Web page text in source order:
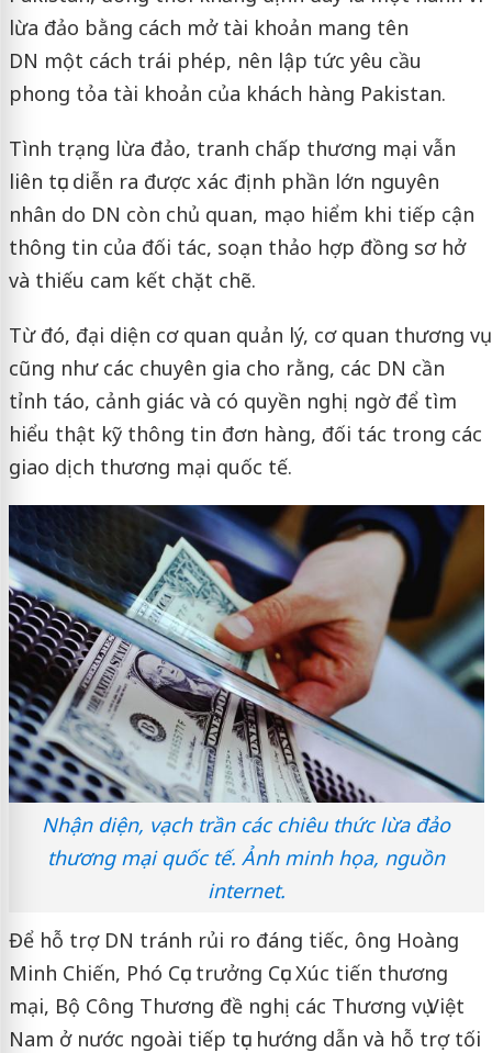
lừa đảo bằng cách mở tài khoản mang tên
DN một cách trái phép, nên lập tức yêu cầu
phong tỏa tài khoản của khách hàng Pakistan.
Tình trạng lừa đảo, tranh chấp thương mại vẫn
liên tục diễn ra được xác định phần lớn nguyên
nhân do DN còn chủ quan, mạo hiểm khi tiếp cận
thông tin của đối tác, soạn thảo hợp đồng sơ hở
và thiếu cam kết chặt chẽ.
Từ đó, đại diện cơ quan quản lý, cơ quan thương vụ
cũng như các chuyên gia cho rằng, các DN cần
tỉnh táo, cảnh giác và có quyền nghị ngờ để tìm
hiểu thật kỹ thông tin đơn hàng, đối tác trong các
giao dịch thương mại quốc tế.
Nhận diện, vạch trần các chiêu thức lừa đảo
thương mại quốc tế. Ảnh minh họa, nguồn
internet.
Để hỗ trợ DN tránh rủi ro đáng tiếc, ông Hoàng
Minh Chiến, Phó Cục trưởng Cục Xúc tiến thương
mại, Bộ Công Thương đề nghị các Thương vụ Việt
Nam ở nước ngoài tiếp tục hướng dẫn và hỗ trợ tối